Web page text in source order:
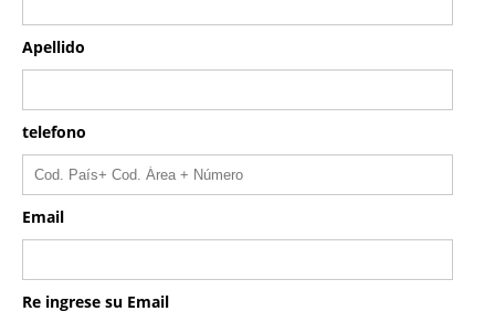
Apellido
telefono
Email
Re ingrese su Email